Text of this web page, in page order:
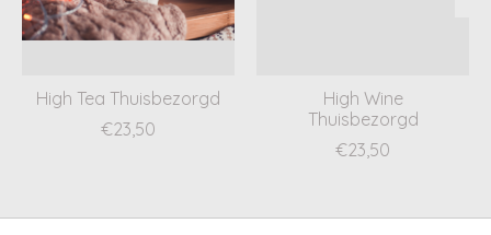
High Tea Thuisbezorgd
€23,50
High Wine
Thuisbezorgd
€23,50